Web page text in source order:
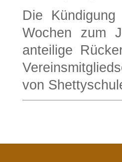
Die
Wochen zum
anteilige
von